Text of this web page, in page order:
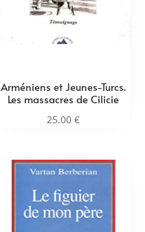
Arméniens et Jeunes-Turcs.
Les massacres de Cilicie
25,00 €